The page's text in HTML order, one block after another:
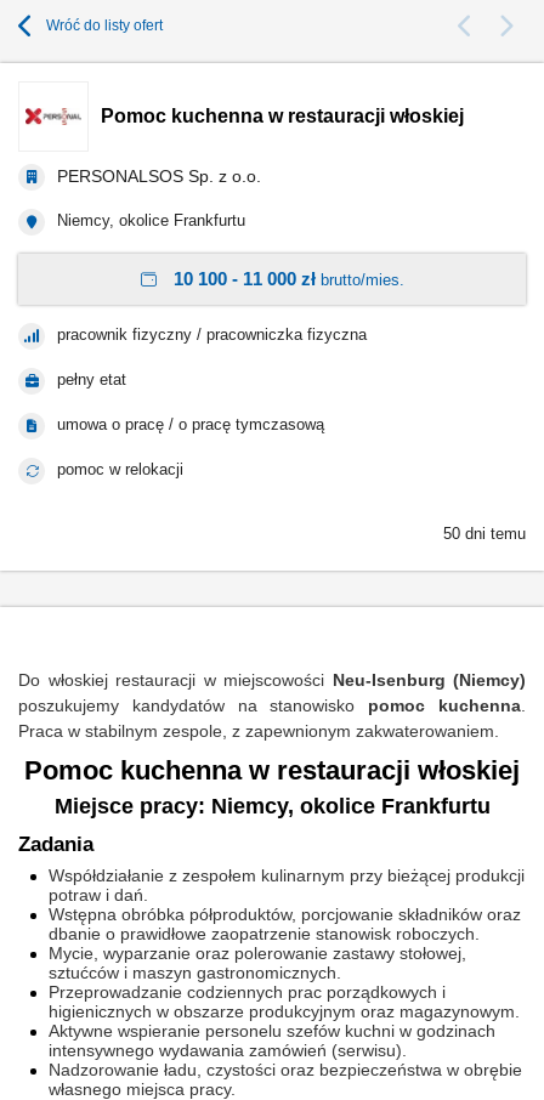
Wróć do listy ofert
Pomoc kuchenna w restauracji włoskiej
PERSONALSOS Sp. z o.o.
Niemcy, okolice Frankfurtu
10 100 - 11 000 złbrutto/mies.
pracownik fizyczny / pracowniczka fizyczna
pełny etat
umowa o pracę / o pracę tymczasową
pomoc w relokacji
50 dni temu
Do włoskiej restauracji w miejscowości Neu-Isenburg (Niemcy)
poszukujemy kandydatów na stanowisko pomoc kuchenna
Praca w stabilnym zespole, z zapewnionym zakwaterowaniem.
Pomoc kuchenna w restauracji włoskiej
Miejsce pracy: Niemcy, okolice Frankfurtu
Zadania
Współdziałanie z zespołem kulinarnym przy bieżącej produkcji
potraw i dań.
Wstępna obróbka półproduktów, porcjowanie składników oraz
dbanie o prawidłowe zaopatrzenie stanowisk roboczych.
Mycie, wyparzanie oraz polerowanie zastawy stołowej,
sztućców i maszyn gastronomicznych.
Przeprowadzanie codziennych prac porządkowych i
higienicznych w obszarze produkcyjnym oraz magazynowym.
Aktywne wspieranie personelu szefów kuchni w godzinach
intensywnego wydawania zamówień (serwisu).
Nadzorowanie ładu, czystości oraz bezpieczeństwa w obrębie
własnego miejsca pracy.